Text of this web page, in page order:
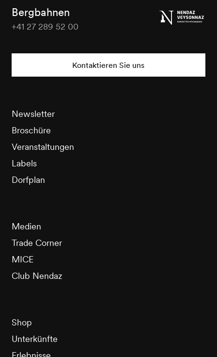
Bergbahnen
+41 27 289 52 00
Kontaktieren Sie uns
Newsletter
Broschüre
Veranstaltungen
Labels
Dorfplan
Medien
Trade Corner
MICE
Club Nendaz
Shop
Unterkünfte